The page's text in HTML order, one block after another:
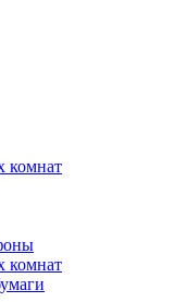
комнат
комнат